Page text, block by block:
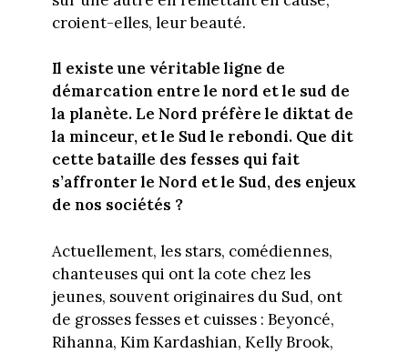
croient-elles, leur beauté.
Il existe une véritable ligne de
démarcation entre le nord et le sud de
la planète. Le Nord préfère le diktat de
la minceur, et le Sud le rebondi. Que dit
cette bataille des fesses qui fait
s’affronter le Nord et le Sud, des enjeux
de nos sociétés ?
Actuellement, les stars, comédiennes,
chanteuses qui ont la cote chez les
jeunes, souvent originaires du Sud, ont
de grosses fesses et cuisses : Beyoncé,
Rihanna, Kim Kardashian, Kelly Brook,